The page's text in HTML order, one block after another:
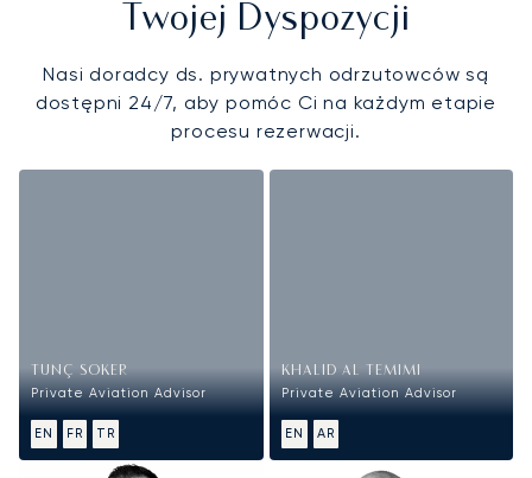
Twojej Dyspozycji
Nasi doradcy ds. prywatnych odrzutowców są
dostępni 24/7, aby pomóc Ci na każdym etapie
procesu rezerwacji.
TUNÇ SOKER
Private Aviation Advisor
EN FR TR
KHALID AL TEMIMI
Private Aviation Advisor
EN AR